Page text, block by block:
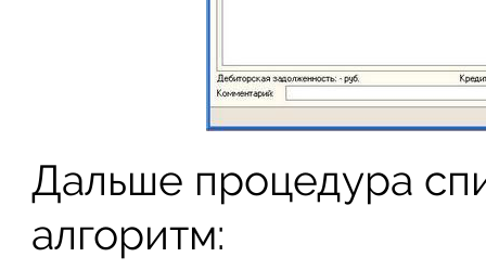
Дальше процедура
алгоритм: